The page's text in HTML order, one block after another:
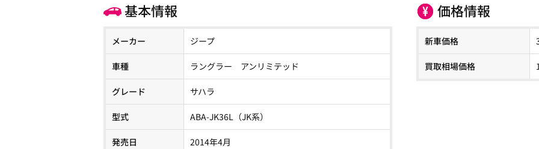
基本情報
メーカー ジープ
車種 ラングラー アンリミテッド
グレード サハラ
型式 ABA-JK36L（JK系）
発売日 2014年4月
価格情報
新車価格
買取相場価格